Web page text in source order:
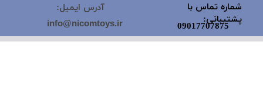
شماره تماس با
پشتیبانی:
09017707875
آدرس ایمیل:
info@nicomtoys.ir